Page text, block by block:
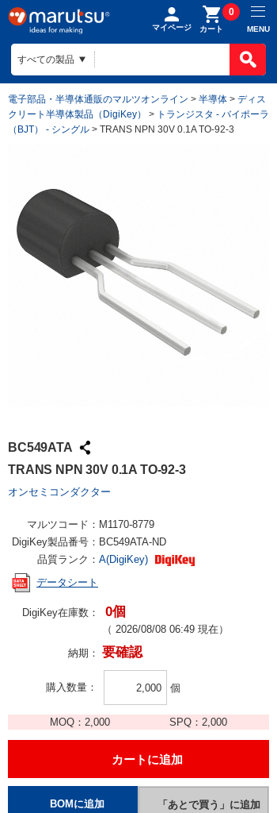
マイページ カート
0
MENU
電子部品・半導体通販のマルツオンライン > 半導体 > ディス
クリート半導体製品（DigiKey）
> トランジスタ - バイポーラ
（BJT） - シングル > TRANS NPN 30V 0.1A TO-92-3
BC549ATA
TRANS NPN 30V 0.1A TO-92-3
オンセミコンダクター
マルツコード： M1170-8779
DigiKey製品番号： BC549ATA-ND
品質ランク： A(DigiKey)
データシート
DigiKey在庫数： 0個
（ 2026/08/08 06:49 現在）
納期： 要確認
購入数量 個
MOQ： 2,000 SPQ：2,000